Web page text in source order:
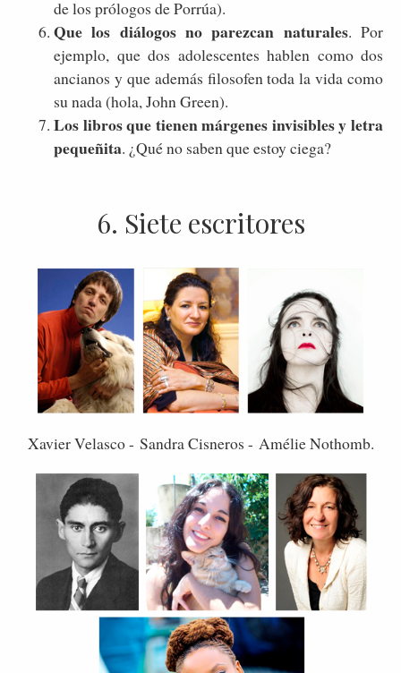
de los prólogos de Porrúa).
Que los diálogos no parezcan naturales. Por
ejemplo, que dos adolescentes hablen como dos
ancianos y que además filosofen toda la vida como
su nada (hola, John Green).
Los libros que tienen márgenes invisibles y letra
pequeñita. ¿Qué no saben que estoy ciega?
6. Siete escritores
Xavier Velasco - Sandra Cisneros - Amélie Nothomb.